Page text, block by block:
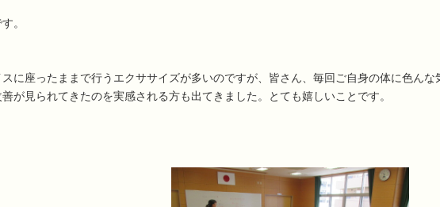
。
に座ったままで行うエクササイズが多いのですが、皆さん、毎回ご自身の体に色ん
が見られてきたのを実感される方も出てきました。とても嬉しいことです。